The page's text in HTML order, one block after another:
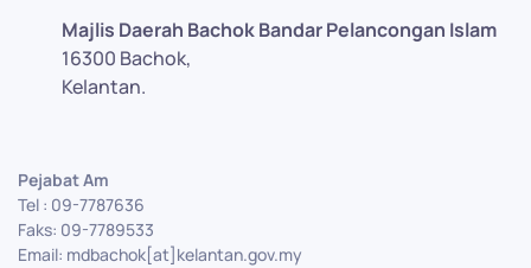
Majlis Daerah Bachok Bandar Pelancongan Islam
16300 Bachok,
Kelantan.
Pejabat Am
Tel : 09-7787636
Faks: 09-7789533
Email: mdbachok[at]kelantan.gov.my